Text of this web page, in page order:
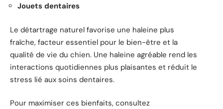
Jouets dentaires
Le détartrage naturel favorise une haleine plus
fraîche, facteur essentiel pour le bien-être et la
qualité de vie du chien. Une haleine agréable rend les
interactions quotidiennes plus plaisantes et réduit le
stress lié aux soins dentaires.
Pour maximiser ces bienfaits, consultez